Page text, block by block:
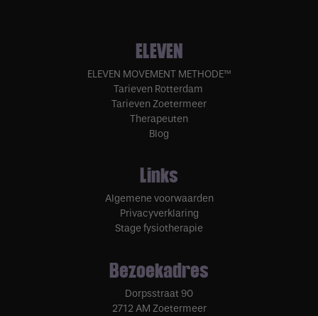
ELEVEN
ELEVEN MOVEMENT METHODE™
Tarieven Rotterdam
Tarieven Zoetermeer
Therapeuten
Blog
Links
Algemene voorwaarden
Privacyverklaring
Stage fysiotherapie
Bezoekadres
Dorpsstraat 90
2712 AM Zoetermeer